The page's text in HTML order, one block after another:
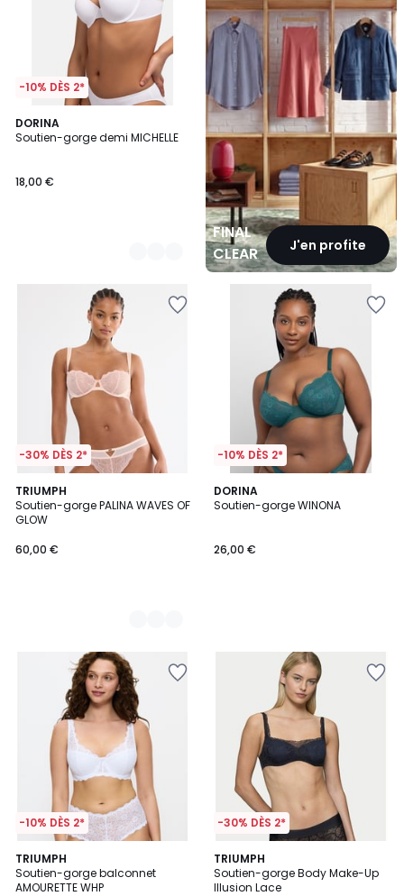
-10% DÈS 2*
DORINA
Soutien-gorge demi MICHELLE
18,00 €
2
Couleurs
FINAL
CLEARANCEJ'en profite
-30% DÈS 2*
TRIUMPH
Soutien-gorge PALINA WAVES OF
GLOW
60,00 €
2
Couleurs
-10% DÈS 2*
DORINA
Soutien-gorge WINONA
26,00 €
-10% DÈS 2*
TRIUMPH
Soutien-gorge balconnet
AMOURETTE WHP
5
/
5
2
Couleurs
-30% DÈS 2*
TRIUMPH
Soutien-gorge Body Make-Up
Illusion Lace
4,7
/ 5